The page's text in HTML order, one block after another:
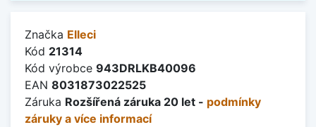
Značka Elleci
Kód 21314
Kód výrobce 943DRLKB40096
EAN 8031873022525
Záruka Rozšířená záruka 20 let - podmínky
záruky a více informací